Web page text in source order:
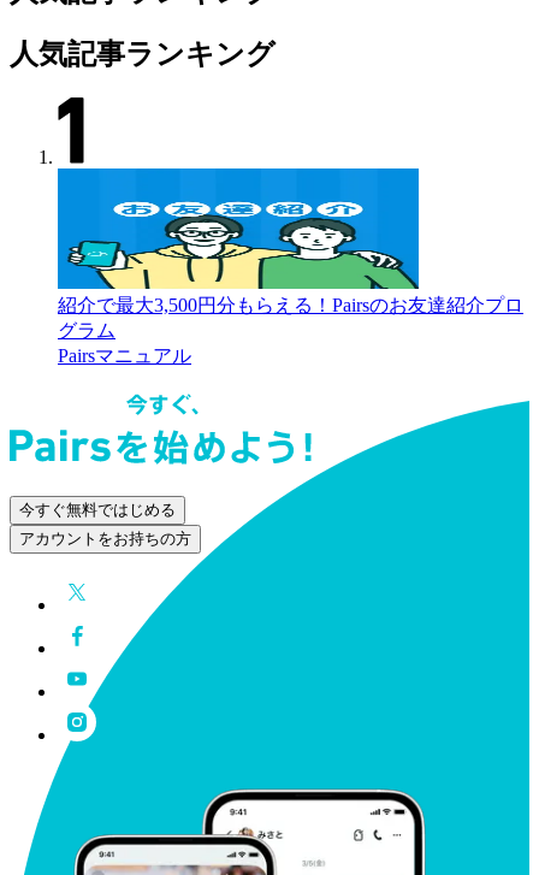
人気記事ランキング
紹介で最大3,500円分もらえる！Pairsのお友達紹介プロ
グラム
Pairsマニュアル
今すぐ無料ではじめる
アカウントをお持ちの方